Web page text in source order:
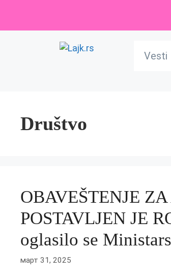
content
Vesti
Društvo
OBAVEŠTENJE
POSTAVLJEN JE
oglasilo se
март 31, 2025